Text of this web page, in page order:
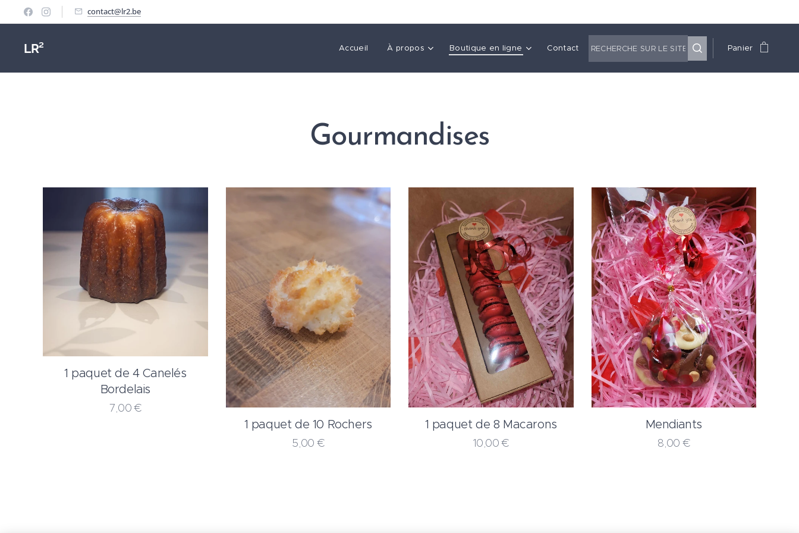
contact@lr2.be
LR² Accueil À propos Boutique en ligne Contact Panier
Gourmandises
1 paquet de 4 Canelés
Bordelais
7,00€
1 paquet de 10 Rochers
5,00 €
1 paquet de 8 Macarons
10,00€
Mendiants
8,00 €